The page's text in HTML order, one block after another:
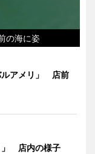
の海に姿
ルアメリ」 店前
」 店内の様子